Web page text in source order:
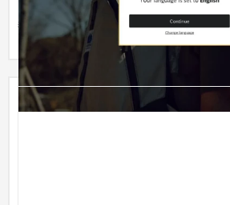
ることで、商品点数の少なさが気になら
翻訳も...